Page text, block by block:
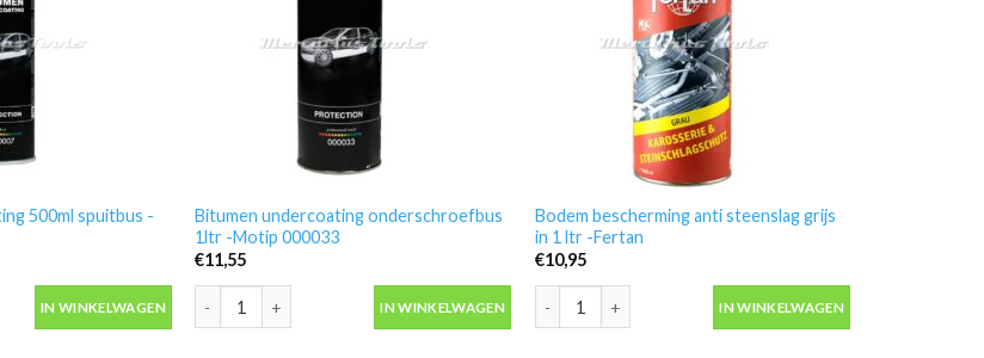
500ml spuitbus -
500ml spuitbus -Motip 000007 aantal
IN WINKELWAGEN
Bitumen undercoating onderschroefbus
1ltr -Motip 000033
€11,55
Bitumen undercoating onderschroefbus 1ltr -Motip 000033 aantal
IN WINKELWAGEN
Bodem bescherming anti steenslag grijs
in 1 ltr -Fertan
€10,95
Bodem bescherming anti steenslag grijs in 1 ltr -Fertan
IN WINKELWAGEN